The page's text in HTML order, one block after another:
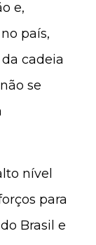
e,
país,
cadeia
se
nível
para
Brasil e